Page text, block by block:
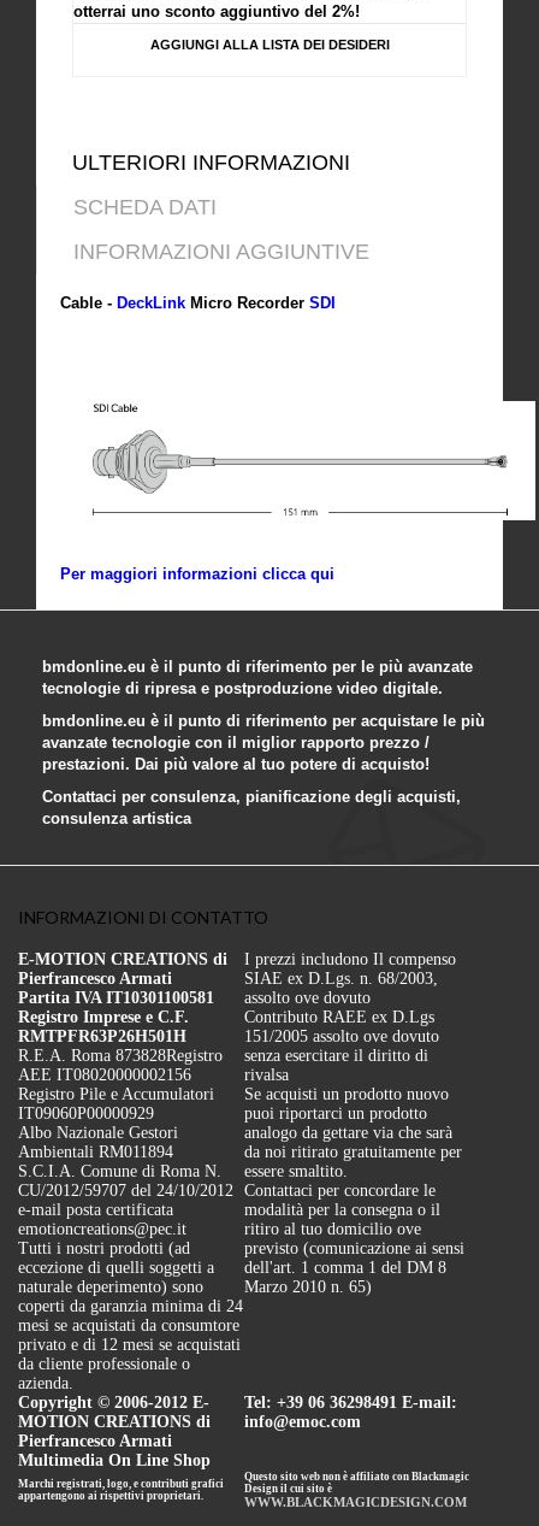
otterrai uno sconto aggiuntivo del 2%!
AGGIUNGI ALLA LISTA DEI DESIDERI
ULTERIORI INFORMAZIONI
SCHEDA DATI
INFORMAZIONI AGGIUNTIVE
Cable - DeckLink Micro Recorder SDI
Per maggiori informazioni clicca qui
bmdonline.eu è il punto di riferimento per le più avanzate
tecnologie di ripresa e postproduzione video digitale.
bmdonline.eu è il punto di riferimento per acquistare le più
avanzate tecnologie con il miglior rapporto prezzo /
prestazioni. Dai più valore al tuo potere di acquisto!
Contattaci per consulenza, pianificazione degli acquisti,
consulenza artistica
INFORMAZIONI DI CONTATTO
E-MOTION CREATIONS di
Pierfrancesco Armati
Partita IVA IT10301100581
Registro Imprese e C.F.
RMTPFR63P26H501H
R.E.A. Roma 873828Registro
AEE IT08020000002156
Registro Pile e Accumulatori
IT09060P00000929
Albo Nazionale Gestori
Ambientali RM011894
S.C.I.A. Comune di Roma N.
CU/2012/59707 del 24/10/2012
e-mail posta certificata
emotioncreations@pec.it
Tutti i nostri prodotti (ad
eccezione di quelli soggetti a
naturale deperimento) sono
coperti da garanzia minima di 24
mesi se acquistati da consumtore
privato e di 12 mesi se acquistati
da cliente professionale o
azienda.
I prezzi includono Il compenso
SIAE ex D.Lgs. n. 68/2003,
assolto ove dovuto
Contributo RAEE ex D.Lgs
151/2005 assolto ove dovuto
senza esercitare il diritto di
rivalsa
Se acquisti un prodotto nuovo
puoi riportarci un prodotto
analogo da gettare via che sarà
da noi ritirato gratuitamente per
essere smaltito.
Contattaci per concordare le
modalità per la consegna o il
ritiro al tuo domicilio ove
previsto (comunicazione ai sensi
dell'art. 1 comma 1 del DM 8
Marzo 2010 n. 65)
Copyright © 2006-2012 E-
MOTION CREATIONS di
Pierfrancesco Armati
Multimedia On Line Shop
Tel: +39 06 36298491 E-mail:
info@emoc.com
Marchi registrati, logo, e contributi grafici
appartengono ai rispettivi proprietari.
Questo sito web non è affiliato con Blackmagic
Design il cui sito è
WWW.BLACKMAGICDESIGN.COM